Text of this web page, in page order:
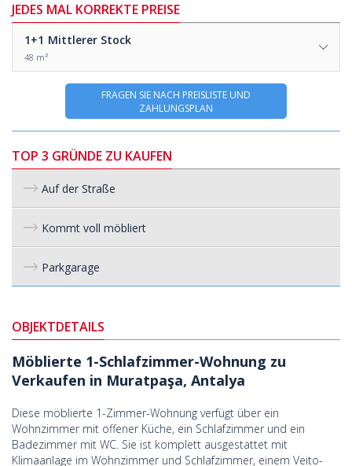
JEDES MAL KORREKTE PREISE
1+1 Mittlerer Stock
48 m²
FRAGEN SIE NACH PREISLISTE UND
ZAHLUNGSPLAN
TOP 3 GRÜNDE ZU KAUFEN
Auf der Straße
Kommt voll möbliert
Parkgarage
OBJEKTDETAILS
Möblierte 1-Schlafzimmer-Wohnung zu
Verkaufen in Muratpaşa, Antalya
Diese möblierte 1-Zimmer-Wohnung verfügt über ein
Wohnzimmer mit offener Küche, ein Schlafzimmer und ein
Badezimmer mit WC. Sie ist komplett ausgestattet mit
Klimaanlage im Wohnzimmer und Schlafzimmer, einem Veito-